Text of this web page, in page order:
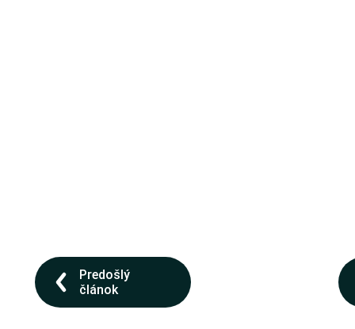
Predošlý
článok